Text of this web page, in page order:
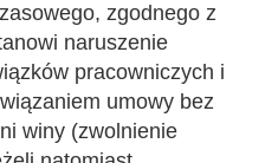
zgodnego z
naruszenie
pracowniczych i
umowy bez
winy (zwolnienie